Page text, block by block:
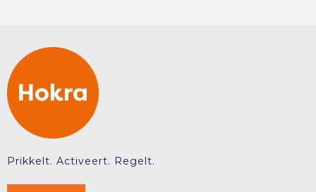
Prikkelt. Activeert. Regelt.